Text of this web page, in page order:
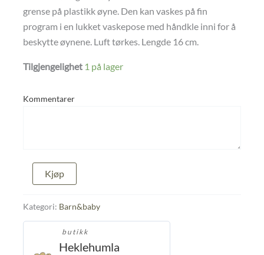
grense på plastikk øyne. Den kan vaskes på fin
program i en lukket vaskepose med håndkle inni for å
beskytte øynene. Luft tørkes. Lengde 16 cm.
Tilgjengelighet 1 på lager
Kommentarer
Skilpadde
lyselilla
Kjøp
Kategori: Barn&baby
butikk
Heklehumla